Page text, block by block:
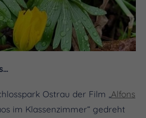
Ostrau der Film „ Alfons
im Klassenzimmer“ gedreht